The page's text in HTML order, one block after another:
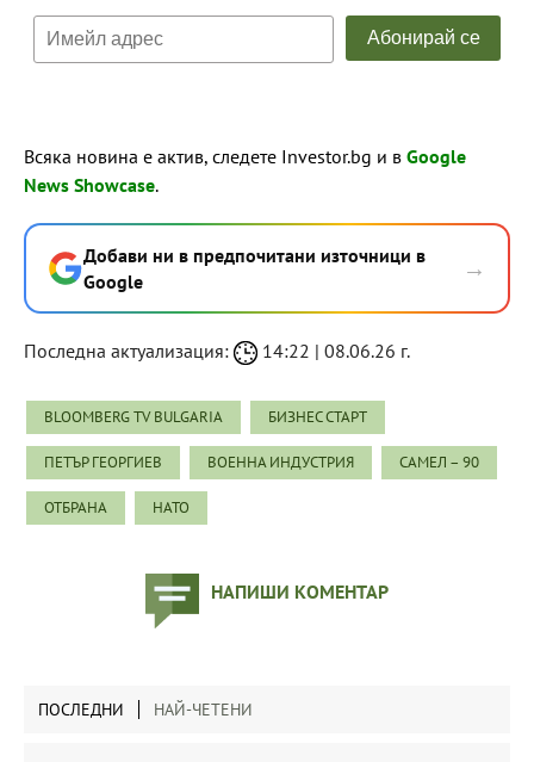
Всяка новина е актив, следете Investor.bg и в Google
News Showcase.
Добави ни в предпочитани източници в
Google
→
Последна актуализация: 14:22 | 08.06.26 г.
BLOOMBERG TV BULGARIA БИЗНЕС СТАРТ
ПЕТЪР ГЕОРГИЕВ ВОЕННА ИНДУСТРИЯ САМЕЛ – 90
ОТБРАНА НАТО
НАПИШИ КОМЕНТАР
ПОСЛЕДНИ НАЙ-ЧЕТЕНИ